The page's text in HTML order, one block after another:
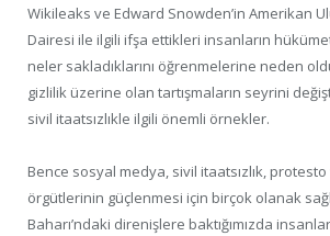
Wikileaks ve Edward Snowden’in Amerikan
Dairesi ile ilgili ifşa ettikleri insanların
neler sakladıklarını öğrenmelerine neden
gizlilik üzerine olan tartışmaların seyrini
sivil itaatsızlıkle ilgili önemli örnekler.
Bence sosyal medya, sivil itaatsızlık,
örgütlerinin güçlenmesi için birçok olanak
Baharı’ndaki direnişlere baktığımızda